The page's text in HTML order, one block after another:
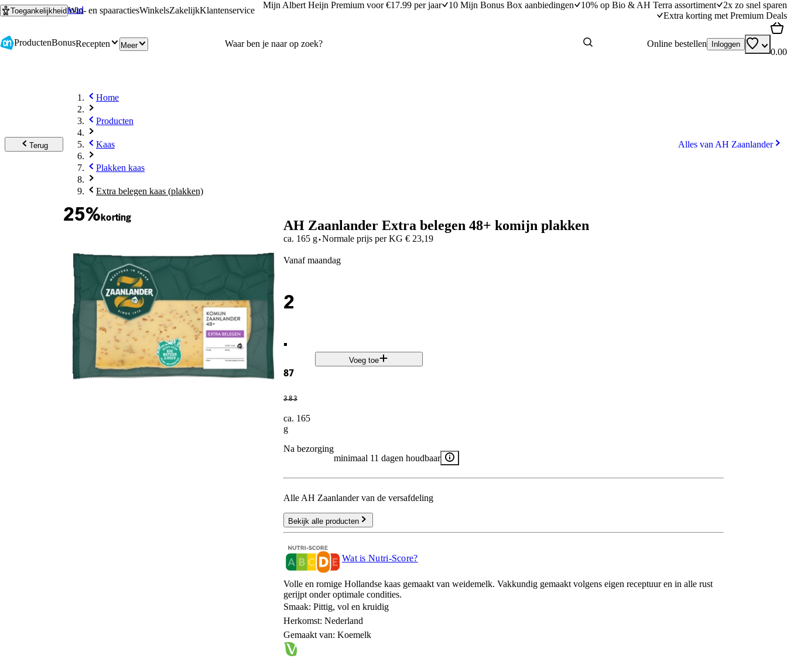
Ga naar hoofdinhoud
Ga naar zoeken
ToegankelijkheidWin- en spaaractiesWinkelsZakelijkKlantenservice
Mijn Albert Heijn Premium voor €17.99 per jaar 10 Mijn Bonus Box aanbiedingen 10% op Bio & AH Terra assortiment
2x zo snel sparen
Extra korting met Premium Deals
ProductenBonusRecepten Meer Online bestellen Inloggen
0.00
Terug
Home
Producten
Kaas
Plakken kaas
Extra belegen kaas (plakken)
Alles van AH Zaanlander
25%korting AH Zaanlander Extra belegen 48+ komijn plakken
ca. 165 g·Normale prijs per KG € 23,19
vanaf maandag
2
.
87
3.83
ca. 165
g
Voeg toe
Na bezorging
minimaal 11 dagen houdbaar
Alle AH Zaanlander van de versafdeling
Bekijk alle producten
Wat is Nutri-Score?
Volle en romige Hollandse kaas gemaakt van weidemelk. Vakkundig gemaakt volgens eigen receptuur en in alle rust
gerijpt onder optimale condities.
Smaak: Pittig, vol en kruidig
Herkomst: Nederland
Gemaakt van: Koemelk